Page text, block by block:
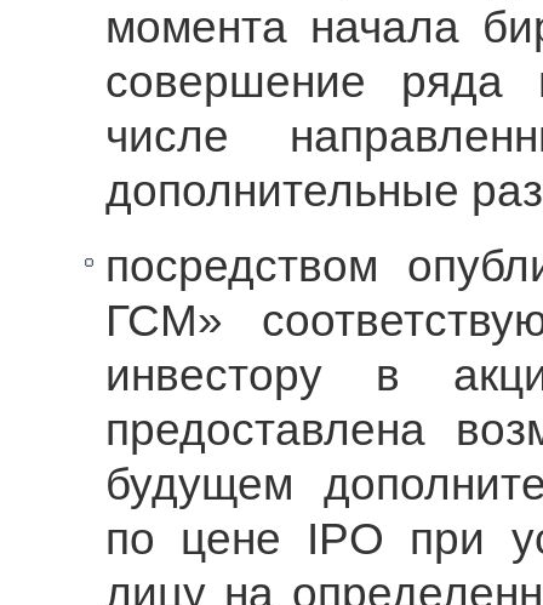
момента начала
совершение
числе
дополнительные
посредством
ГСМ»
инвестору в
предоставлена
будущем
по цене IPO при
лицу на